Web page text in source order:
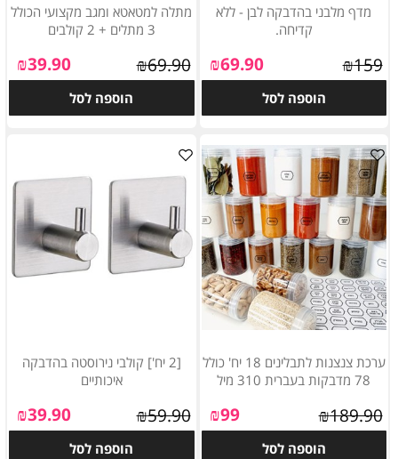
מדף מלבני בהדבקה לבן - ללא
קדיחה.
₪159
₪69.90
הוספה לסל
מתלה למטאטא ומגב מקצועי הכולל
3 מתלים + 2 קולבים
₪69.90
₪39.90
הוספה לסל
ערכת צנצנות לתבלינים 18 יח' כולל
78 מדבקות בעברית 310 מיל
₪189.90
₪99
הוספה לסל
[2 יח'] קולבי נירוסטה בהדבקה
איכותיים
₪59.90
₪39.90
הוספה לסל